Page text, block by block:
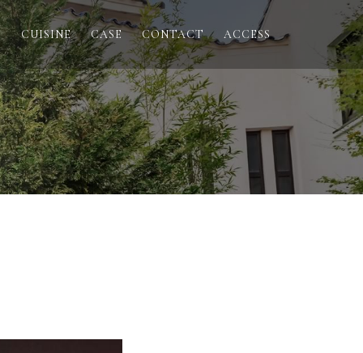
CUISINE CASE CONTACT ACCESS